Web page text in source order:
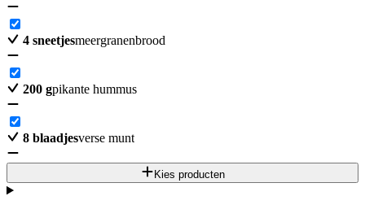
4 sneetjesmeergranenbrood
200 gpikante hummus
8 blaadjesverse munt
Kies producten